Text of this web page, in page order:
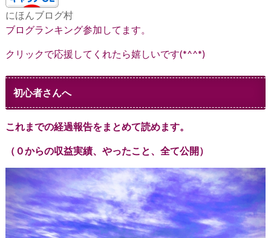
にほんブログ村
ブログランキング参加してます。
クリックで応援してくれたら嬉しいです(*^^*)
初心者さんへ
これまでの経過報告をまとめて読めます。
（０からの収益実績、やったこと、全て公開）